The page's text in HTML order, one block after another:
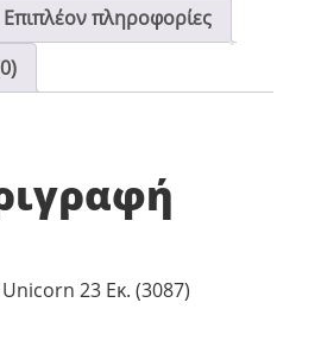
Επιπλέον πληροφορίες
23 Εκ. (3087)